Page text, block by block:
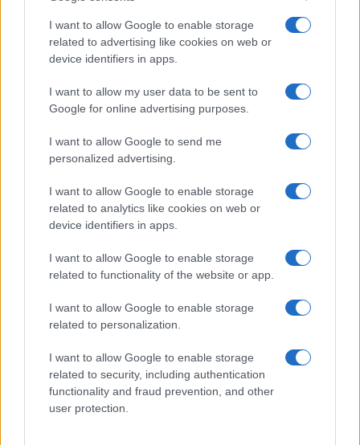
I want to allow Google to enable storage
related to advertising like cookies on web or
device identifiers in apps.
I want to allow my user data to be sent to
Google for online advertising purposes.
I want to allow Google to send me
personalized advertising.
I want to allow Google to enable storage
related to analytics like cookies on web or
device identifiers in apps.
I want to allow Google to enable storage
related to functionality of the website or app.
I want to allow Google to enable storage
related to personalization.
I want to allow Google to enable storage
related to security, including authentication
functionality and fraud prevention, and other
user protection.
sulle graduatorie!
Redazione Digitale
La città eterna vive un momento di tensione e
attesa. “Siamo in emergenza!” grida una mamma
disperata nel cortile del nido all’Aurelio. Con la
Leggi l’articolo →
ULTIME NOTIZIE
Sabato a Roma i funerali del marito
della ministra Roccella in forma
privata
Spin Time, lo sgombero che fa
tremare Roma: quali conseguenze
per i residenti?
19 minuti fa